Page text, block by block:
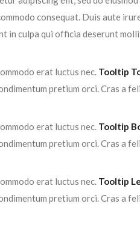
consequat. Duis aute
in culpa qui officia deserunt
erat luctus nec. Tooltip
pretium orci. Cras a
erat luctus nec. Tooltip
pretium orci. Cras a
erat luctus nec. Tooltip
pretium orci. Cras a